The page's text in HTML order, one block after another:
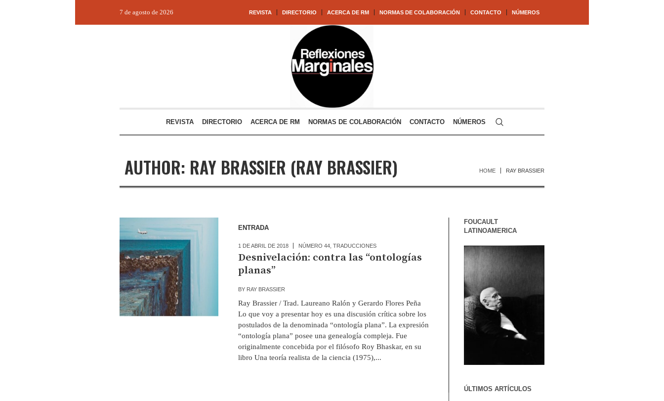
REVISTA DIRECTORIO ACERCA DE RM NORMAS DE COLABORACIÓN CONTACTO NÚMEROS
7 de agosto de 2026
REVISTA DIRECTORIO ACERCA DE RM NORMAS DE COLABORACIÓN CONTACTO NÚMEROS
AUTHOR: RAY BRASSIER (RAY BRASSIER) HOME RAY BRASSIER
ENTRADA
1 DE ABRIL DE 2018 NÚMERO 44, TRADUCCIONES
Desnivelación: contra las “ontologías
planas”
BY RAY BRASSIER
Ray Brassier / Trad. Laureano Ralón y Gerardo Flores Peña
Lo que voy a presentar hoy es una discusión crítica sobre los
postulados de la denominada “ontología plana”. La expresión
“ontología plana” posee una genealogía compleja. Fue
originalmente concebida por el filósofo Roy Bhaskar, en su
libro Una teoría realista de la ciencia (1975),...
FOUCAULT
LATINOAMERICA
ÚLTIMOS ARTÍCULOS